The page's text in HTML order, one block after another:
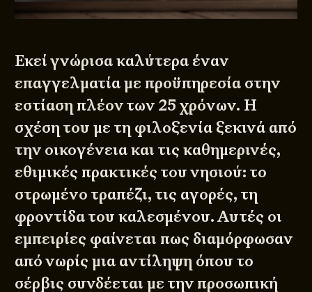
Εκεί γνώρισα καλύτερα έναν
επαγγελματία με προϋπηρεσία στην
εστίαση πλέον των 25 χρόνων. Η
σχέση του με τη φιλοξενία ξεκινά από
την οικογένεια και τις καθημερινές,
εθιμικές πρακτικές του νησιού: το
στρωμένο τραπέζι, τις αγορές, τη
φροντίδα του καλεσμένου. Αυτές οι
εμπειρίες φαίνεται πως διαμόρφωσαν
από νωρίς μια αντίληψη όπου το
σέρβις συνδέεται με την προσωπική